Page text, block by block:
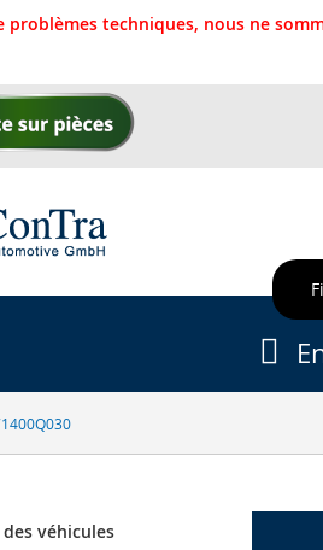
problèmes techniques, nous ne
véhicules